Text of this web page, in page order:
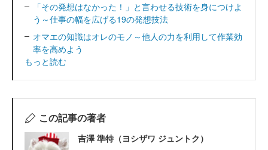
「その発想はなかった！」と言わせる技術を身につけよ
う～仕事の幅を広げる19の発想技法
オマエの知識はオレのモノ～他人の力を利用して作業効
率を高めよう
もっと読む
この記事の著者
吉澤 準特（ヨシザワ ジュントク）